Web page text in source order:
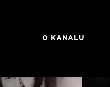
O KANALU